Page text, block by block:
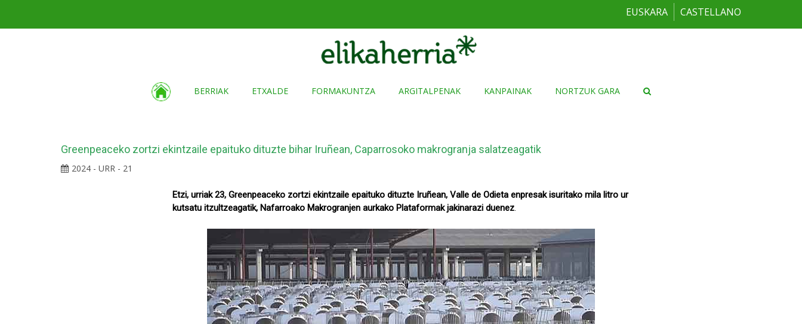
EUSKARA CASTELLANO
BERRIAK ETXALDE FORMAKUNTZA ARGITALPENAK KANPAINAK NORTZUK GARA
Greenpeaceko zortzi ekintzaile epaituko dituzte bihar Iruñean, Caparrosoko makrogranja salatzeagatik
2024 - URR - 21
Etzi, urriak 23, Greenpeaceko zortzi ekintzaile epaituko dituzte Iruñean, Valle de Odieta enpresak isuritako mila litro ur
kutsatu itzultzeagatik, Nafarroako Makrogranjen aurkako Plataformak jakinarazi duenez.